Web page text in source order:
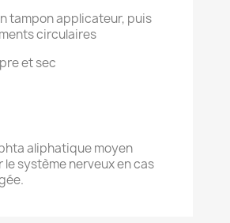
tampon applicateur, puis
circulaires
et sec
aliphatique moyen
système nerveux en cas